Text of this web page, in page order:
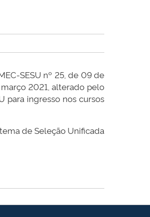
SESU nº 25, de 09 de
2021, alterado pelo
para ingresso nos cursos
de Seleção Unificada